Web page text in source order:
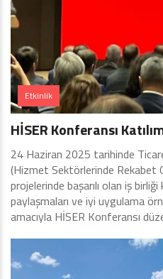
Etkinlik
HİSER Konferansı
24 Haziran 2025 tarihinde
(Hizmet Sektörlerinde Rekabet
projelerinde başarılı olan iş
paylaşmaları ve iyi uygulama
amacıyla HİSER Konferansı